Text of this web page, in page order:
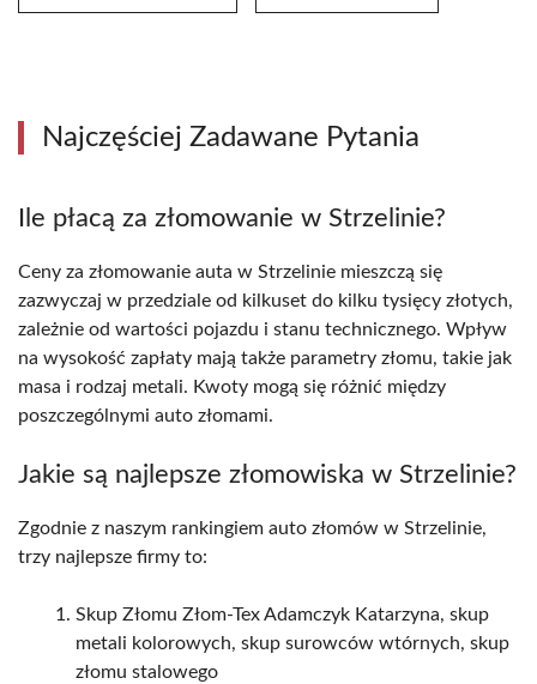
Najczęściej Zadawane Pytania
Ile płacą za złomowanie w Strzelinie?
Ceny za złomowanie auta w Strzelinie mieszczą się
zazwyczaj w przedziale od kilkuset do kilku tysięcy złotych,
zależnie od wartości pojazdu i stanu technicznego. Wpływ
na wysokość zapłaty mają także parametry złomu, takie jak
masa i rodzaj metali. Kwoty mogą się różnić między
poszczególnymi auto złomami.
Jakie są najlepsze złomowiska w Strzelinie?
Zgodnie z naszym rankingiem auto złomów w Strzelinie,
trzy najlepsze firmy to:
Skup Złomu Złom-Tex Adamczyk Katarzyna, skup
metali kolorowych, skup surowców wtórnych, skup
złomu stalowego